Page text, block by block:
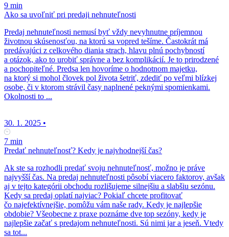
9 min
Ako sa uvoľniť pri predaji nehnuteľnosti
Predaj nehnuteľnosti nemusí byť vždy nevyhnutne príjemnou
životnou skúsenosťou, na ktorú sa vopred tešíme. Častokrát má
predávajúci z celkového diania strach, hlavu plnú pochybností
a otázok, ako to urobiť správne a bez komplikácií. Je to prirodzené
a pochopiteľné. Predsa len hovoríme o hodnotnom majetku,
na ktorý si mohol človek pol života šetriť, zdediť po veľmi blízkej
osobe, či v ktorom strávil časy naplnené peknými spomienkami.
Okolnosti to ...
30. 1. 2025 •
7 min
Predať nehnuteľnosť? Kedy je najvhodnejší čas?
Ak ste sa rozhodli predať svoju nehnuteľnosť, možno je práve
najvyšší čas. Na predaj nehnuteľnosti pôsobí viacero faktorov, avšak
aj v tejto kategórii obchodu rozlišujeme silnejšiu a slabšiu sezónu.
Kedy sa predaj oplatí najviac? Pokiaľ chcete profitovať
čo najefektívnejšie, pomôžu vám naše rady. Kedy je najlepšie
obdobie? Všeobecne z praxe poznáme dve top sezóny, kedy je
najlepšie začať s predajom nehnuteľnosti. Sú nimi jar a jeseň. Vtedy
sa tot...